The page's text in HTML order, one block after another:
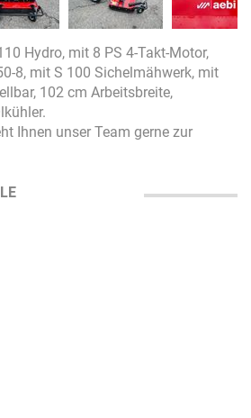
Hydro, mit 8 PS 4-Takt-Motor,
8, mit S 100 Sichelmähwerk, mit
102 cm Arbeitsbreite,
Ihnen unser Team gerne zur